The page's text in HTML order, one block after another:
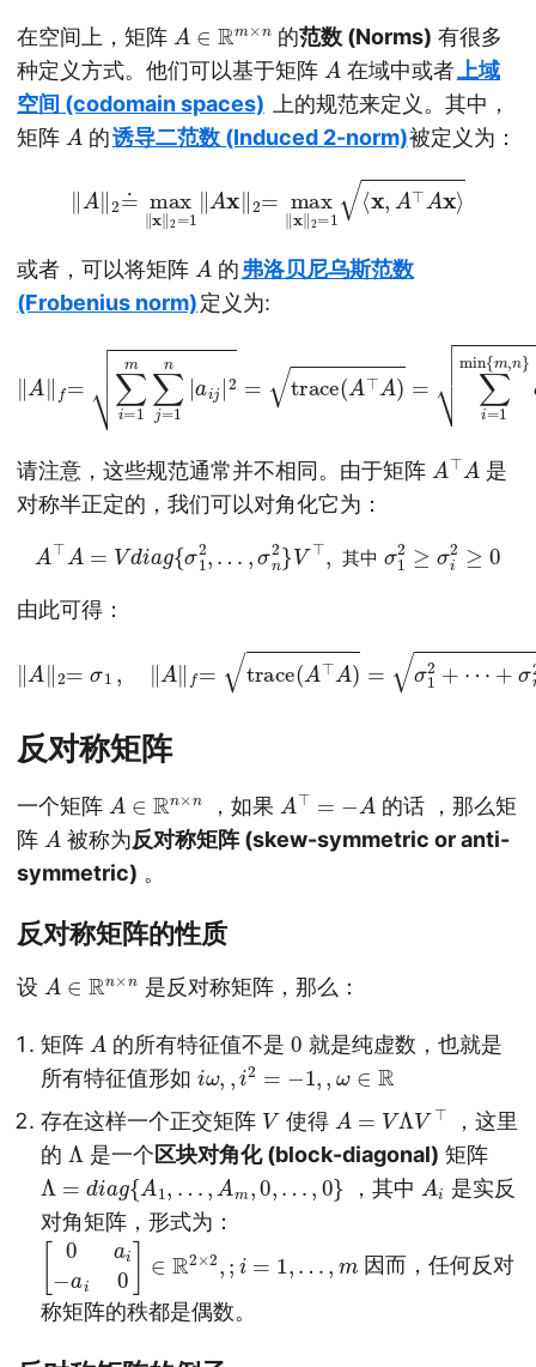
在空间上，矩阵 A Rm×n 的范数 (Norms) 有很多
种定义方式。他们可以基于矩阵 A 在域中或者 上域
空间 (codomain spaces)
上的规范来定义。其中，
矩阵 A 的诱导二范数 (Induced 2-norm)被定义为：
‖2=1⟨x,A⊤A
或者，可以将矩阵 A 的弗洛贝尼乌斯范数
(Frobenius norm)定义为:
=1m∑j=1n|aij|2 min{m,
n
请注意，这些规范通常并不相同。由于矩阵 A ⊤
A
是
对称半正定的，我们可以对角化它为：
其
A⊤ A Vdi ag σ 2 2} V⊤ 其中 σ1 2 σi2≥ 0
由此可得：
trace(A⊤A)=σ1 ⋯+σn2
反对称矩阵
一个矩阵 A Rn×n ，如果 A ⊤
的话 ，那么矩
阵 A 被称为反对称矩阵 (skew-symmetric or anti-
symmetric) 。
反对称矩阵的性质
设 A Rn×n 是反对称矩阵，那么：
矩阵 A 的所有特征值不是0 就是纯虚数，也就是
所有特征值形如 iω , 2= − 1 ω ∈ R
存在这样一个正交矩阵 V使得 A ΛV ⊤
，这里
的 Λ 是一个区块对角化 (block-diagonal) 矩阵
Λ = ag A1 , A m 0, … ,0 ，其中 A
是实反
对角矩阵，形式为：
a 0] 2×2,; 1
因而，任何反对
称矩阵的秩都是偶数。